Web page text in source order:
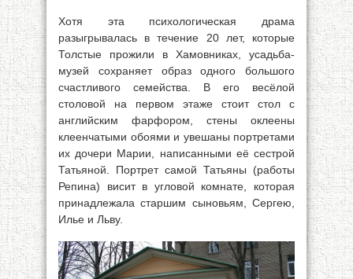
Хотя эта психологическая драма
разыгрывалась в течение 20 лет, которые
Толстые прожили в Хамовниках, усадьба-
музей сохраняет образ одного большого
счастливого семейства. В его весёлой
столовой на первом этаже стоит стол с
английским фарфором, стены оклеены
клеенчатыми обоями и увешаны портретами
их дочери Марии, написанными её сестрой
Татьяной. Портрет самой Татьяны (работы
Репина) висит в угловой комнате, которая
принадлежала старшим сыновьям, Сергею,
Илье и Льву.